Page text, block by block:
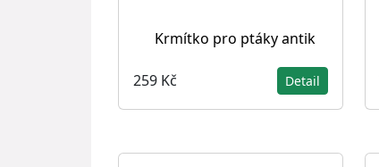
Krmítko pro ptáky antik
259 Kč Detail